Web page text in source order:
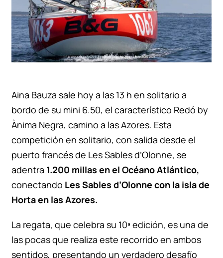
Aina Bauza sale hoy a las 13 h en solitario a
bordo de su mini 6.50, el característico Redó by
Ànima Negra, camino a las Azores. Esta
competición en solitario, con salida desde el
puerto francés de Les Sables d’Olonne, se
adentra 1.200 millas en el Océano Atlántico,
conectando Les Sables d’Olonne con la isla de
Horta en las Azores.
La regata, que celebra su 10ª edición, es una de
las pocas que realiza este recorrido en ambos
sentidos, presentando un verdadero desafío